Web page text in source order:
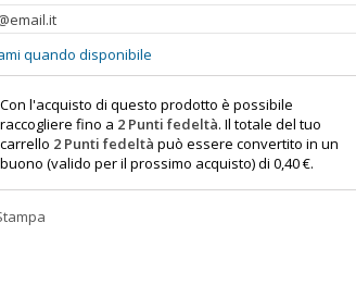
quando disponibile
Con l'acquisto di questo prodotto è possibile
raccogliere fino a 2 Punti fedeltà. Il totale del tuo
carrello 2 Punti fedeltà può essere convertito in un
buono (valido per il prossimo acquisto) di 0,40 €.